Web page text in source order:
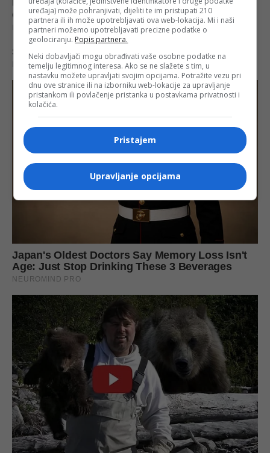
uređaja) može pohranjivati, dijeliti te im pristupati 210
partnera ili ih može upotrebljavati ova web-lokacija. Mi i naši
partneri možemo upotrebljavati precizne podatke o
geolociranju. Popis partnera.
Neki dobavljači mogu obrađivati vaše osobne podatke na
temelju legitimnog interesa. Ako se ne slažete s tim, u
nastavku možete upravljati svojim opcijama. Potražite vezu pri
dnu ove stranice ili na izborniku web-lokacije za upravljanje
pristankom ili povlačenje pristanka u postavkama privatnosti i
kolačića.
Pristajem
Upravljanje opcijama